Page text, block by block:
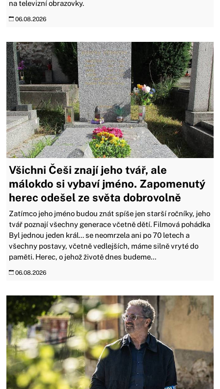
na televizní obrazovky.
06.08.2026
Všichni Češi znají jeho tvář, ale
málokdo si vybaví jméno. Zapomenutý
herec odešel ze světa dobrovolně
Zatímco jeho jméno budou znát spíše jen starší ročníky, jeho
tvář poznají všechny generace včetně dětí. Filmová pohádka
Byl jednou jeden král... se neomrzela ani po 70 letech a
všechny postavy, včetně vedlejších, máme silně vryté do
paměti. Herec, o jehož životě dnes budeme...
06.08.2026